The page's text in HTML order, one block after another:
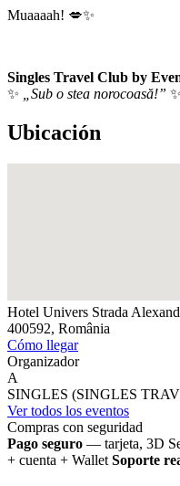
Muaaaah! 💋✨
Singles Travel Club by
✨ „Sub o stea norocoasă!” ✨
Ubicación
Hotel Univers Strada
400592, România
Cómo llegar
Organizador
A
SINGLES (SINGLES
Ver todos los eventos
Compras con seguridad
Pago seguro — tarjeta, 3D
+ cuenta + Wallet Soporte